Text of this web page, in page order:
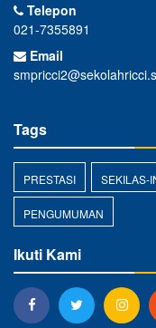
Telepon
021-7355891
Email
Tags
PRESTASI SEKILAS-
PENGUMUMAN
Ikuti Kami